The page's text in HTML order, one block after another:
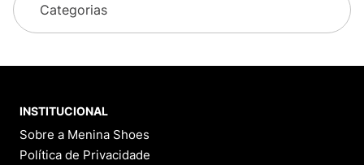
Categorias
INSTITUCIONAL
Sobre a Menina Shoes
Política de Privacidade